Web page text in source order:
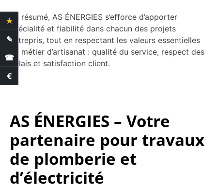
En résumé, AS ÉNERGIES s’efforce d’apporter
spécialité et fiabilité dans chacun des projets
entrepris, tout en respectant les valeurs essentielles
du métier d’artisanat : qualité du service, respect des
délais et satisfaction client.
AS ÉNERGIES – Votre
partenaire pour travaux
de plomberie et
d’électricité
★ 4.4 Avis clients
✎ Demande de devis
☎
€